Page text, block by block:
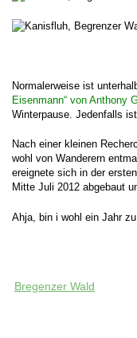
Normalerweise ist
Eisenmann“ von Anthony
Winterpause. Jedenfalls
Nach einer kleinen
wohl von Wanderern
ereignete sich in der
Mitte Juli 2012 abgebaut
Ahja, bin i wohl ein Jahr
Bregenzer Wald